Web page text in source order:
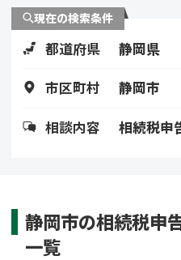
現在の検索条件
都道府県 静岡県
市区町村 静岡市
相談内容 相続税申
静岡市の相続税申
一覧